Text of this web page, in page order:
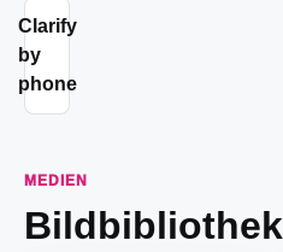
Clarify
by
phone
MEDIEN
Bildbibliothek